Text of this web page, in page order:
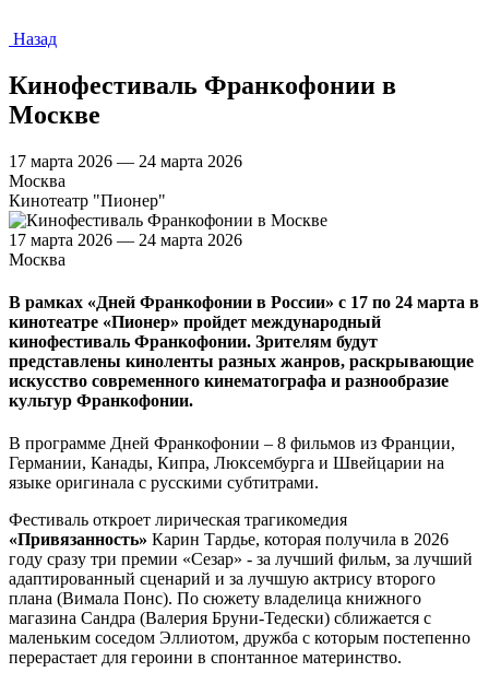
Назад
Кинофестиваль Франкофонии в
Москве
17 марта 2026 — 24 марта 2026
Москва
Кинотеатр "Пионер"
17 марта 2026 — 24 марта 2026
Москва
В рамках «Дней Франкофонии в России» с 17 по 24 марта в
кинотеатре «Пионер» пройдет международный
кинофестиваль Франкофонии. Зрителям будут
представлены киноленты разных жанров, раскрывающие
искусство современного кинематографа и разнообразие
культур Франкофонии.
В программе Дней Франкофонии – 8 фильмов из Франции,
Германии, Канады, Кипра, Люксембурга и Швейцарии на
языке оригинала с русскими субтитрами.
Фестиваль откроет лирическая трагикомедия
«Привязанность» Карин Тардье, которая получила в 2026
году сразу три премии «Сезар» - за лучший фильм, за лучший
адаптированный сценарий и за лучшую актрису второго
плана (Вимала Понс). По сюжету владелица книжного
магазина Сандра (Валерия Бруни-Тедески) сближается с
маленьким соседом Эллиотом, дружба с которым постепенно
перерастает для героини в спонтанное материнство.